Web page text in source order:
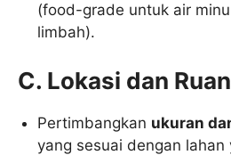
(food-grade untuk air
limbah).
C. Lokasi dan
Pertimbangkan ukuran
yang sesuai dengan lahan